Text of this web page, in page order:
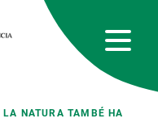
LA NATURA TAMBÉ HA